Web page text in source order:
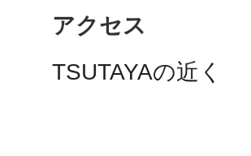
アクセス
TSUTAYAの近く